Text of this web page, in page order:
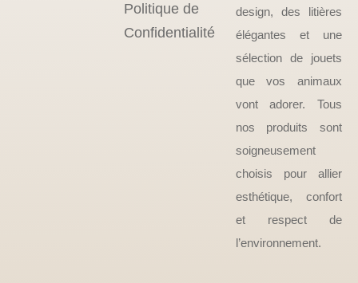
Politique de
Confidentialité
design, des litières
élégantes et une
sélection de jouets
que vos animaux
vont adorer. Tous
nos produits sont
soigneusement
choisis pour allier
esthétique, confort
et respect de
l’environnement.